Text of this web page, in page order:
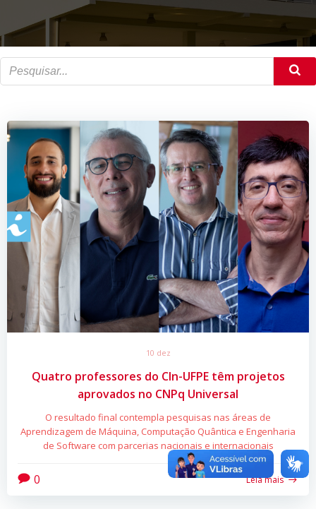
10 dez
Quatro professores do CIn-UFPE têm projetos
aprovados no CNPq Universal
O resultado final contempla pesquisas nas áreas de
Aprendizagem de Máquina, Computação Quântica e Engenharia
de Software com parcerias nacionais e internacionais
0 Leia mais